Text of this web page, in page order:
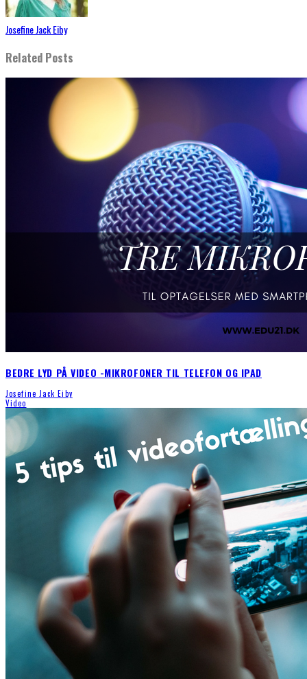
Josefine Jack Eiby
Related Posts
BEDRE LYD PÅ VIDEO -MIKROFONER TIL TELEFON OG IPAD
Josefine Jack Eiby
Video